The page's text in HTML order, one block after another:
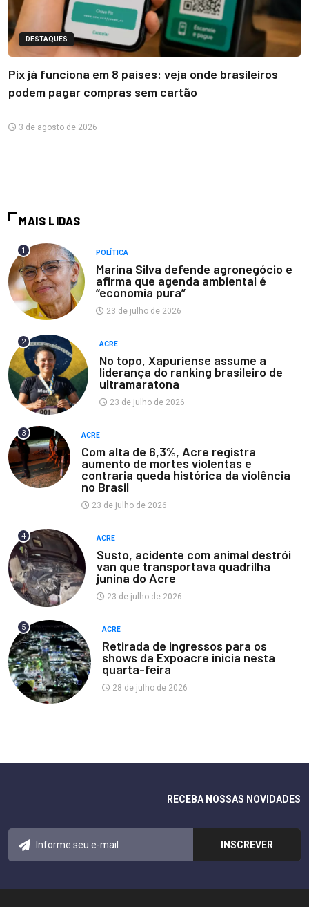
DESTAQUES
Pix já funciona em 8 países: veja onde brasileiros
podem pagar compras sem cartão
3 de agosto de 2026
MAIS LIDAS
1 POLÍTICA
Marina Silva defende agronegócio e
afirma que agenda ambiental é
“economia pura”
23 de julho de 2026
2 ACRE
No topo, Xapuriense assume a
liderança do ranking brasileiro de
ultramaratona
23 de julho de 2026
3 ACRE
Com alta de 6,3%, Acre registra
aumento de mortes violentas e
contraria queda histórica da violência
no Brasil
23 de julho de 2026
4 ACRE
Susto, acidente com animal destrói
van que transportava quadrilha
junina do Acre
23 de julho de 2026
5 ACRE
Retirada de ingressos para os
shows da Expoacre inicia nesta
quarta-feira
28 de julho de 2026
RECEBA NOSSAS NOVIDADES